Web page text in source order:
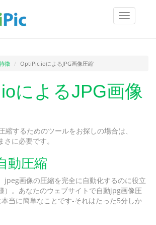
Toggle
徴 OptiPic.ioによるJPG画像圧縮
によるJPG画像
するためのツールをお探しの場合は、
に必要です。
動圧縮
jpeg画像の圧縮を完全に自動化するのに役立
）。あなたのウェブサイトで自動jpg画像圧
当に簡単なことです-それはたった5分しか